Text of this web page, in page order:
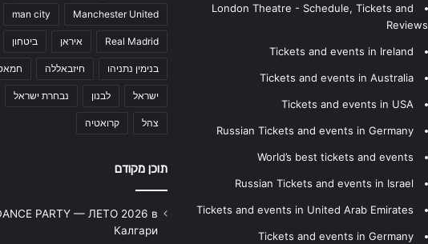
London Theatre - Schedule, Tickets and
Reviews
Tickets and events in Ireland
Tickets and events in Australia
Tickets and events in USA
Russian Tickets and events in Germany
World’s best tickets and events
Russian Tickets and events in Israel
Tickets and events in United Arab Emirates
Tickets and events in Germany
Manchester United
man city
Real Madrid איראן ביטחון
בנימין נתניהו חיזבאללה
ישראל לבנון נבחרת ישראל
צהל קרואטיה
תוכן מקודם
PARTY — ЛЕТО 2026 в
Калгари